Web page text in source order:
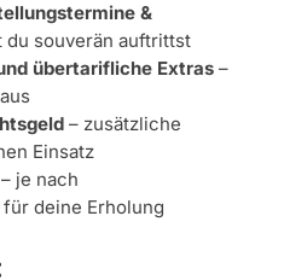
&
du souverän auftrittst
übertarifliche Extras –
– zusätzliche
Einsatz
– je nach
deine Erholung